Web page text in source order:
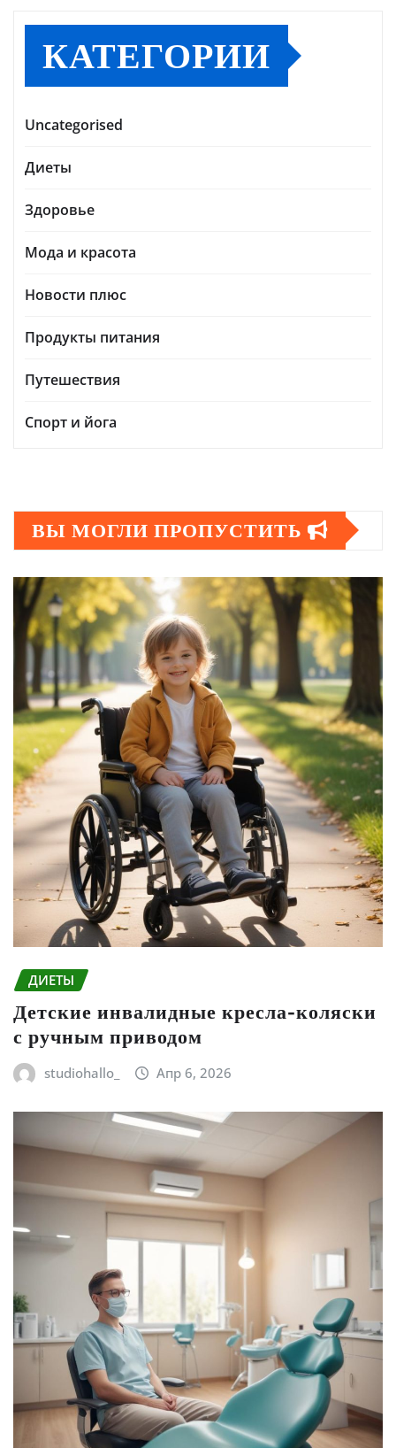
КАТЕГОРИИ
Uncategorised
Диеты
Здоровье
Мода и красота
Новости плюс
Продукты питания
Путешествия
Спорт и йога
ВЫ МОГЛИ ПРОПУСТИТЬ
ДИЕТЫ
Детские инвалидные кресла-коляски
с ручным приводом
studiohallo_ Апр 6, 2026